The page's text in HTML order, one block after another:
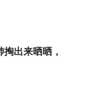
出来晒晒，